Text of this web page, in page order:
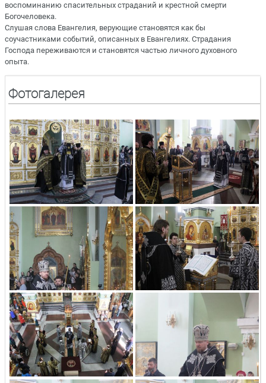
воспоминанию спасительных страданий и крестной смерти
Богочеловека.
Слушая слова Евангелия, верующие становятся как бы
соучастниками событий, описанных в Евангелиях. Страдания
Господа переживаются и становятся частью личного духовного
опыта.
Фотогалерея